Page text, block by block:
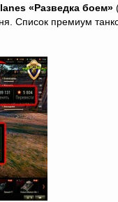
«Разведка боем»
Список премиум